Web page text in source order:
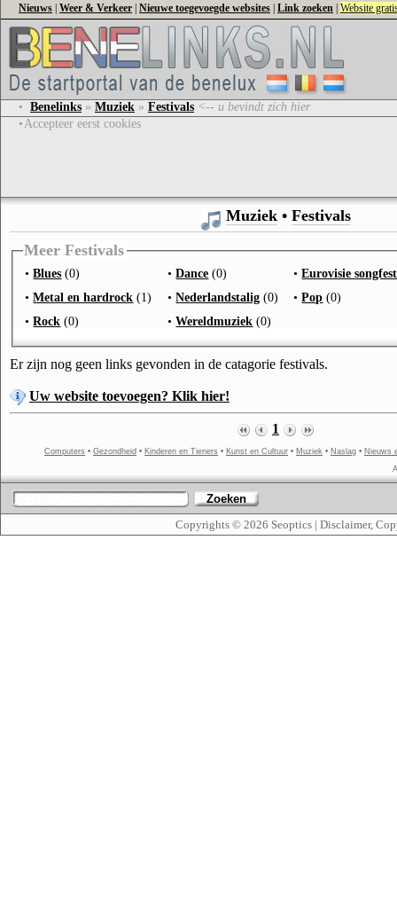
Nieuws Weer & Verkeer Nieuwe toegevoegde websites Link zoeken Website
• Benelinks » Muziek » Festivals <-- u bevindt zich hier
•Accepteer eerst cookies
Muziek • Festivals
Meer Festivals
•Blues (0) •Dance (0) •Eurovisie
•Metal en hardrock (1) •Nederlandstalig (0) •Pop (0)
•Rock (0) •Wereldmuziek (0)
Er zijn nog geen links gevonden in de catagorie festivals.
Uw website toevoegen? Klik hier!
1
Computers • Gezondheid • Kinderen en Tieners • Kunst en Cultuur • Muziek • Naslag • Nieuws
Zoeken
Copyrights © 2026 Seoptics | Disclaimer,